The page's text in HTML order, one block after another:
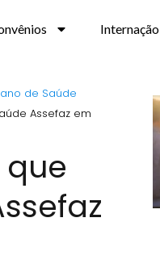
Internação
de Saúde
Assefaz em